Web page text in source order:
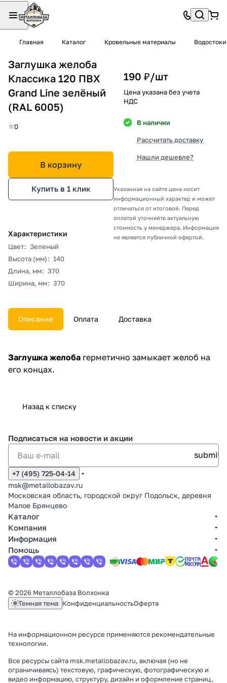
Главная Каталог Кровельные материалы Водостоки
Заглушка желоба
Классика 120 ПВХ
Grand Line зелёный
(RAL 6005)
0
В корзину
Купить в 1 клик
Характеристики
Цвет: Зеленый
Высота (мм): 140
Длина, мм: 370
Ширина, мм: 370
190 ₽/шт
Цена указана без учета
НДС
В наличии
Рассчитать доставку
Нашли дешевле?
Указанная на сайте цена носит
информационный характер и может
отличаться от итоговой. Перед
оплатой уточняйте актуальную
стоимость у менеджера. Информация
не является публичной офертой.
Описание Оплата Доставка
Заглушка желоба герметично замыкает желоб на
его концах.
Назад к списку
Подписаться на новости и акции
+7 (495) 725-04-14
msk@metallobazav.ru
Московская область, городской округ Подольск, деревня
Малое Брянцево
Каталог
Компания
Информация
Помощь
© 2026 Металлобаза Волхонка
Темная тема КонфиденциальностьОферта
На информационном ресурсе применяются рекомендательные
технологии.
Все ресурсы сайта msk.metallobazav.ru, включая (но не
ограничиваясь) текстовую, графическую, фотографическую и
видео информацию, структуру, дизайн и оформление страниц,